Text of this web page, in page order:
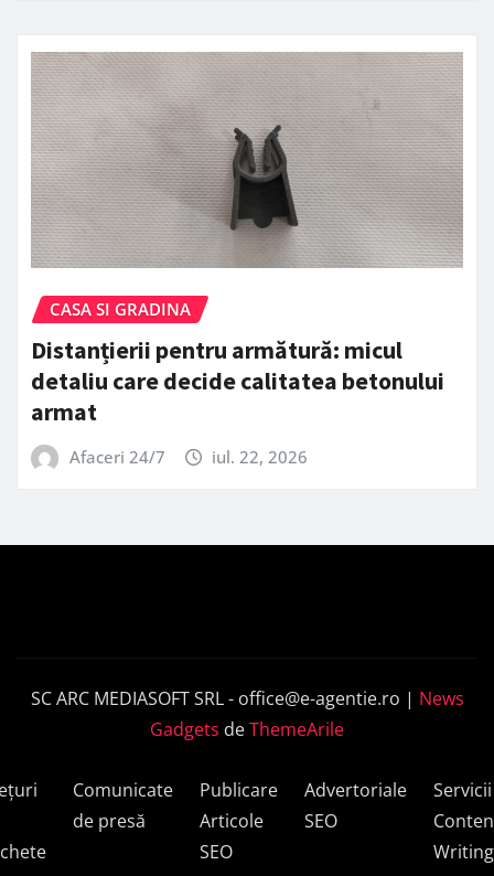
CASA SI GRADINA
Distanțierii pentru armătură: micul
detaliu care decide calitatea betonului
armat
Afaceri 24/7 iul. 22, 2026
SC ARC MEDIASOFT SRL - office@e-agentie.ro | News
Gadgets deThemeArile
Comunicate
de presă
Publicare
Articole
SEO
Advertoriale
SEO
Servicii
Writing